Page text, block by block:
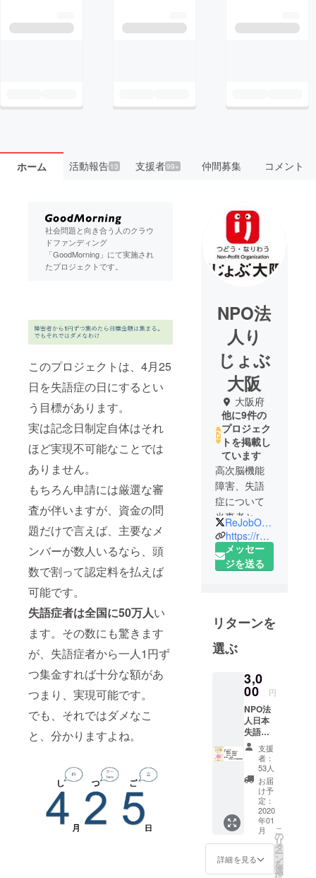
ホーム 活動報告13 支援者99+ 仲間募集 コメント
社会問題と向き合う人のクラウ
ドファンディング
「GoodMorning」にて実施され
たプロジェクトです。
このプロジェクトは、4月25
日を失語症の日にするとい
う目標があります。
実は記念日制定自体はそれ
ほど実現不可能なことでは
ありません。
もちろん申請には厳選な審
査が伴いますが、資金の問
題だけで言えば、主要なメ
ンバーが数人いるなら、頭
数で割って認定料を払えば
可能です。
失語症者は全国に50万人い
ます。その数にも驚きます
が、失語症者から一人1円ず
つ集金すれば十分な額があ
つまり、実現可能です。
でも、それではダメなこ
と、分かりますよね。
NPO法
人り
じょぶ
大阪
大阪府
他に9件の
プロジェク
トを掲載し
ています
高次脳機能
障害、失語
症について
当事者とと
もに啓発活
動をしてい
る団体「り
ReJobOsaka
https://rejob-workers.com/
メッセー
ジを送る
リターンを
選ぶ
3,0
00 円
NPO法
人日本
失語症
協議会
の失語
症に関
する出
版物よ
り『大
人の失
語症と
子ども
の失語
症』～
家族と
支援
者：
53人
お届
け予
定：
2020
年01
月
詳細を見る
こ
の
リ
タ
ー
ン
を
選